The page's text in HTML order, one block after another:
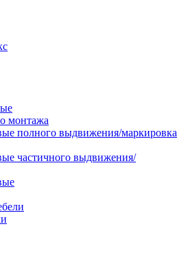
монтажа
полного выдвижения/маркировка
частичного выдвижения/